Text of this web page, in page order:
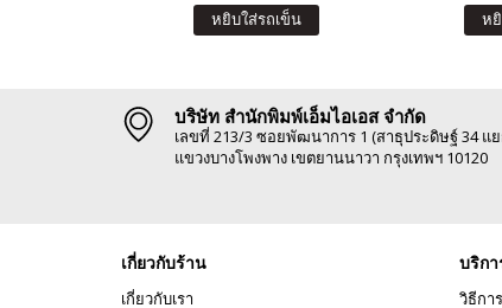
หยิบใส่รถเข็น ห
บริษัท สำนักพิมพ์เอ็มไอเอส จำกัด
เลขที่ 213/3 ซอยพัฒนาการ 1 (สาธุประดิษฐ์ 34 แย
แขวงบางโพงพาง เขตยานนาวา กรุงเทพฯ 10120
เกี่ยวกับร้าน
เกี่ยวกับเรา
บริก
วิธีกา